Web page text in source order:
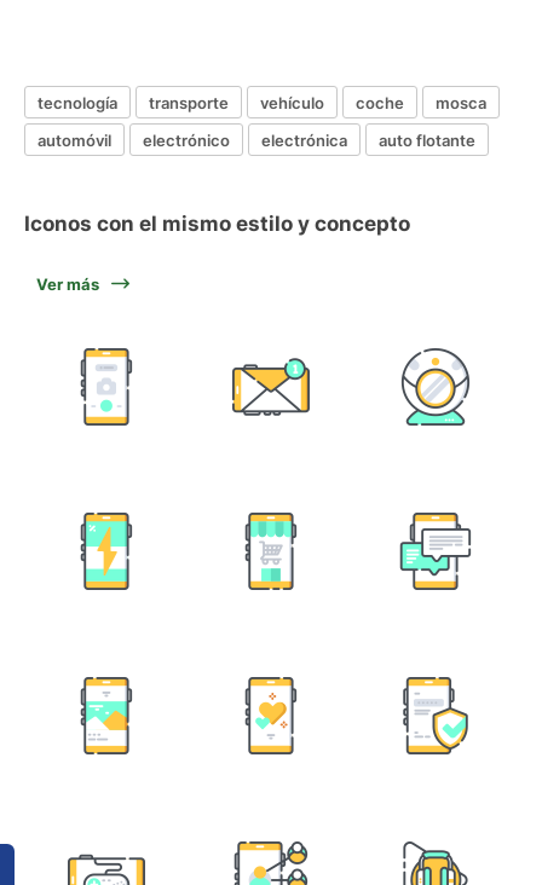
tecnología transporte vehículo coche
mosca
automóvil
electrónico electrónica auto flotante
Iconos con el mismo estilo y concepto
Ver más